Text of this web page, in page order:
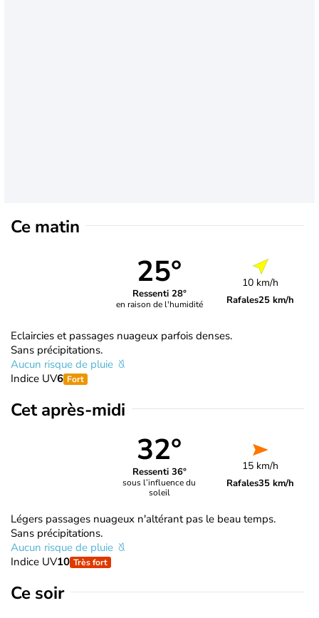
Ce matin
25°
Ressenti 28°
en raison de l'humidité
10 km/h
Rafales25 km/h
Eclaircies et passages nuageux parfois denses.
Sans précipitations.
Aucun risque de pluie
Indice UV6 Fort
Cet après-midi
32°
Ressenti 36°
sous l’influence du
soleil
15 km/h
Rafales35 km/h
Légers passages nuageux n'altérant pas le beau temps.
Sans précipitations.
Aucun risque de pluie
Indice UV10 Très fort
Ce soir